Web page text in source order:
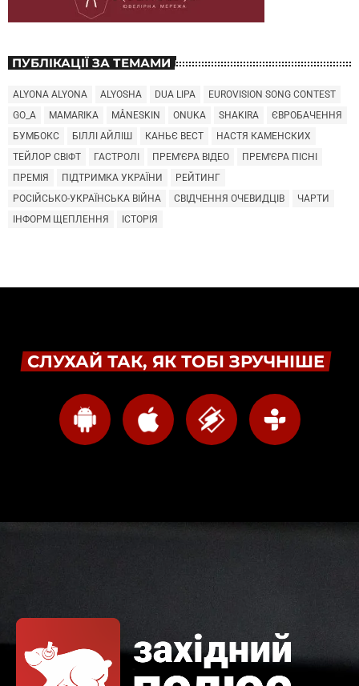
ПУБЛІКАЦІЇ ЗА ТЕМАМИ
ALYONA ALYONA ALYOSHA DUA LIPA
EUROVISION SONG CONTEST
GO_A
MAMARIKA MÅNESKIN ONUKA SHAKIRA
ЄВРОБАЧЕННЯ
БУМБОКС
БІЛЛІ АЙЛІШ КАНЬЄ ВЕСТ
НАСТЯ КАМЕНСКИХ
ТЕЙЛОР СВІФТ
ГАСТРОЛІ ПРЕМ'ЄРА ВІДЕО
ПРЕМ'ЄРА ПІСНІ
ПРЕМІЯ
ПІДТРИМКА УКРАЇНИ
РЕЙТИНГ
РОСІЙСЬКО-УКРАЇНСЬКА ВІЙНА
СВІДЧЕННЯ ОЧЕВИДЦІВ
ЧАРТИ
ІНФОРМ ЩЕПЛЕННЯ
ІСТОРІЯ
СЛУХАЙ ТАК, ЯК ТОБІ ЗРУЧНІШЕ